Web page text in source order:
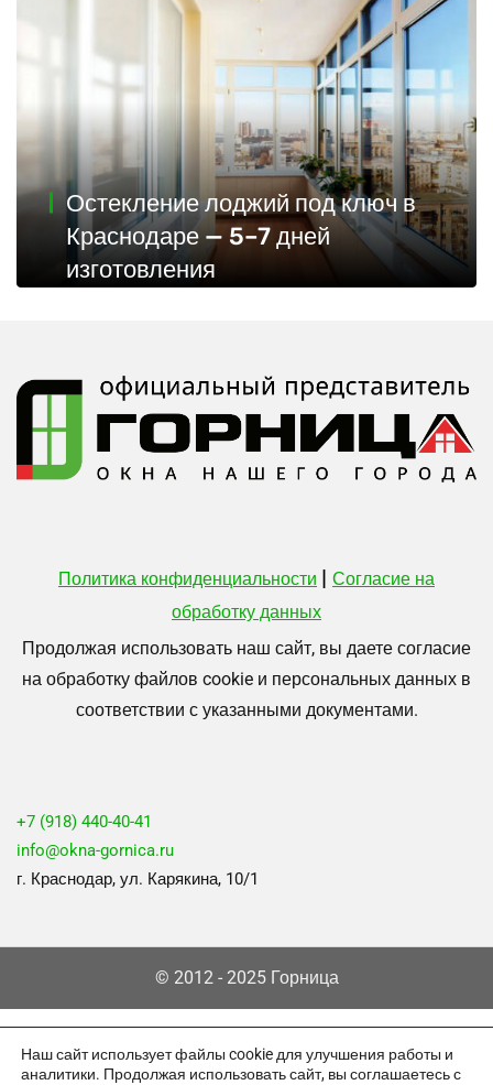
Остекление лоджий под ключ в
Краснодаре — 5–7 дней
изготовления
Политика конфиденциальности | Согласие на
обработку данных
Продолжая использовать наш сайт, вы даете согласие
на обработку файлов cookie и персональных данных в
соответствии с указанными документами.
+7 (918) 440-40-41
info@okna-gornica.ru
г. Краснодар, ул. Карякина, 10/1
© 2012 - 2025 Горница
Наш сайт использует файлы cookie для улучшения работы и
аналитики. Продолжая использовать сайт, вы соглашаетесь с